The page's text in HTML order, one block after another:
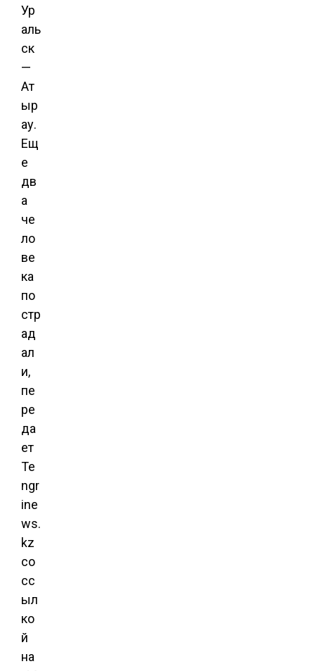
Ур
аль
ск
—
Ат
ыр
ау.
Ещ
е
дв
а
че
ло
ве
ка
по
стр
ад
ал
и,
пе
ре
да
ет
Te
ngr
ine
ws.
kz
со
сс
ыл
ко
й
на